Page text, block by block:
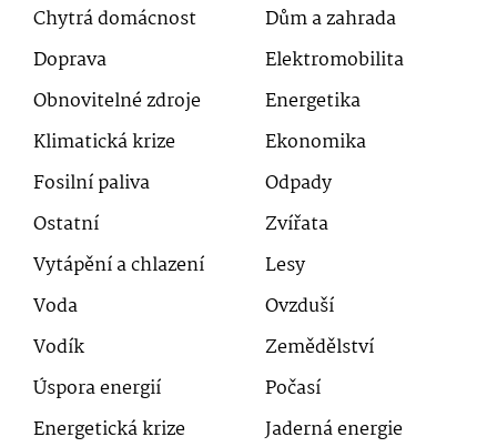
Chytrá domácnost
Dům a zahrada
Doprava
Elektromobilita
Obnovitelné zdroje
Energetika
Klimatická krize
Ekonomika
Fosilní paliva
Odpady
Ostatní
Zvířata
Vytápění a chlazení
Lesy
Voda
Ovzduší
Vodík
Zemědělství
Úspora energií
Počasí
Energetická krize
Jaderná energie